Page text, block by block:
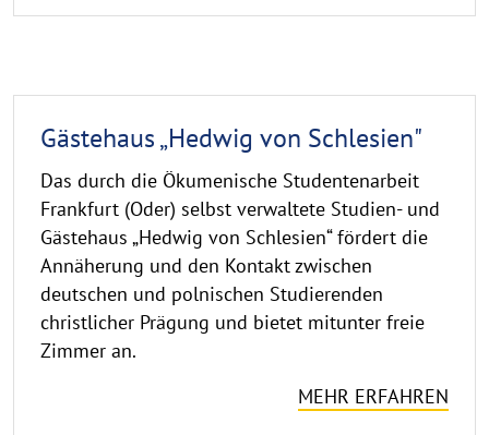
„Hedwig
von
Schlesien“
Gästehaus „Hedwig von Schlesien"
Das durch die Ökumenische Studentenarbeit
Frankfurt (Oder) selbst verwaltete Studien- und
Gästehaus „Hedwig von Schlesien“ fördert die
Annäherung und den Kontakt zwischen
deutschen und polnischen Studierenden
christlicher Prägung und bietet mitunter freie
Zimmer an.
MEHR ERFAHREN